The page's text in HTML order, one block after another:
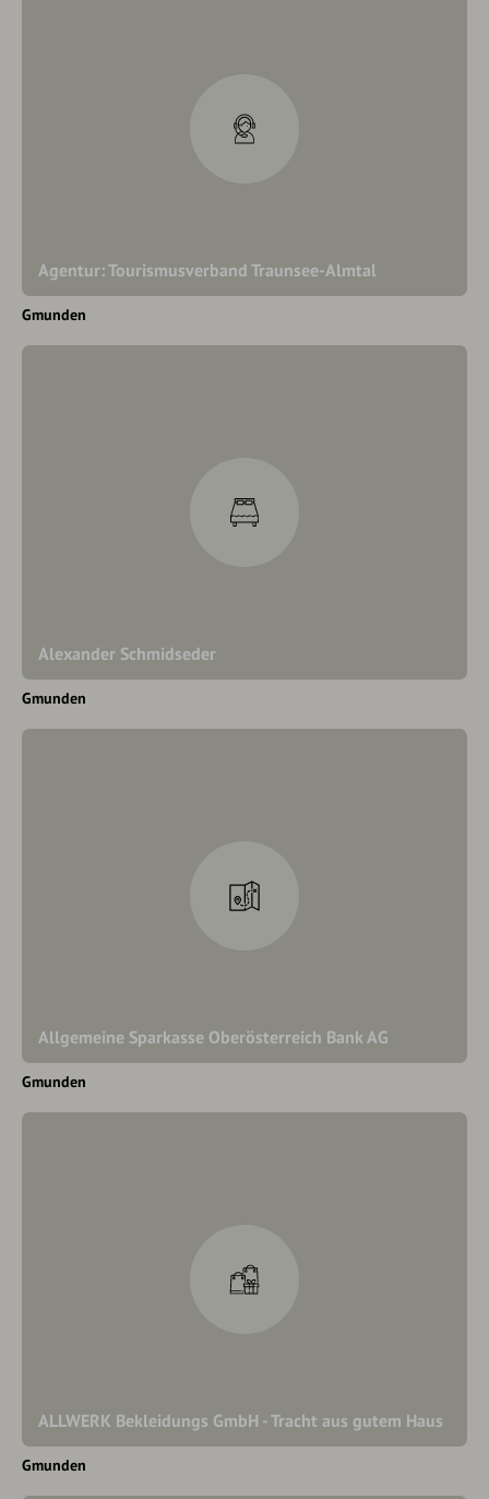
Agentur: Tourismusverband Traunsee-Almtal
Gmunden
Alexander Schmidseder
Gmunden
Allgemeine Sparkasse Oberösterreich Bank AG
Gmunden
ALLWERK Bekleidungs GmbH - Tracht aus gutem Haus
Gmunden